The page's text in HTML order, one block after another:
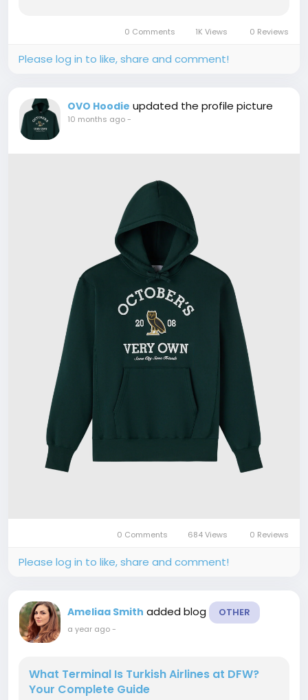
0 Comments 1K Views 0 Reviews
Please log in to like, share and comment!
OVO Hoodie updated the profile picture
10 months ago-
0 Comments 684 Views 0 Reviews
Please log in to like, share and comment!
Ameliaa Smith added blog OTHER
a year ago-
What Terminal Is Turkish Airlines at DFW?
Your Complete Guide